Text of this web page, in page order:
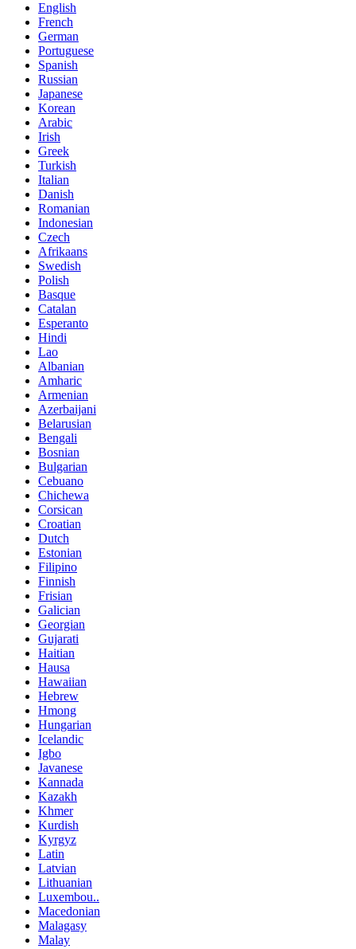
English
French
German
Portuguese
Spanish
Russian
Japanese
Korean
Arabic
Irish
Greek
Turkish
Italian
Danish
Romanian
Indonesian
Czech
Afrikaans
Swedish
Polish
Basque
Catalan
Esperanto
Hindi
Lao
Albanian
Amharic
Armenian
Azerbaijani
Belarusian
Bengali
Bosnian
Bulgarian
Cebuano
Chichewa
Corsican
Croatian
Dutch
Estonian
Filipino
Finnish
Frisian
Galician
Georgian
Gujarati
Haitian
Hausa
Hawaiian
Hebrew
Hmong
Hungarian
Icelandic
Igbo
Javanese
Kannada
Kazakh
Khmer
Kurdish
Kyrgyz
Latin
Latvian
Lithuanian
Luxembou..
Macedonian
Malagasy
Malay